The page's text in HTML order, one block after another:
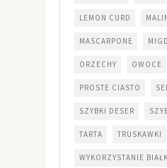
LEMON CURD
MASCARPONE
ORZECHY OWOCE
PROSTE CIASTO
SZYBKI DESER
TARTA TRUSKAWKI
WYKORZYSTANIE